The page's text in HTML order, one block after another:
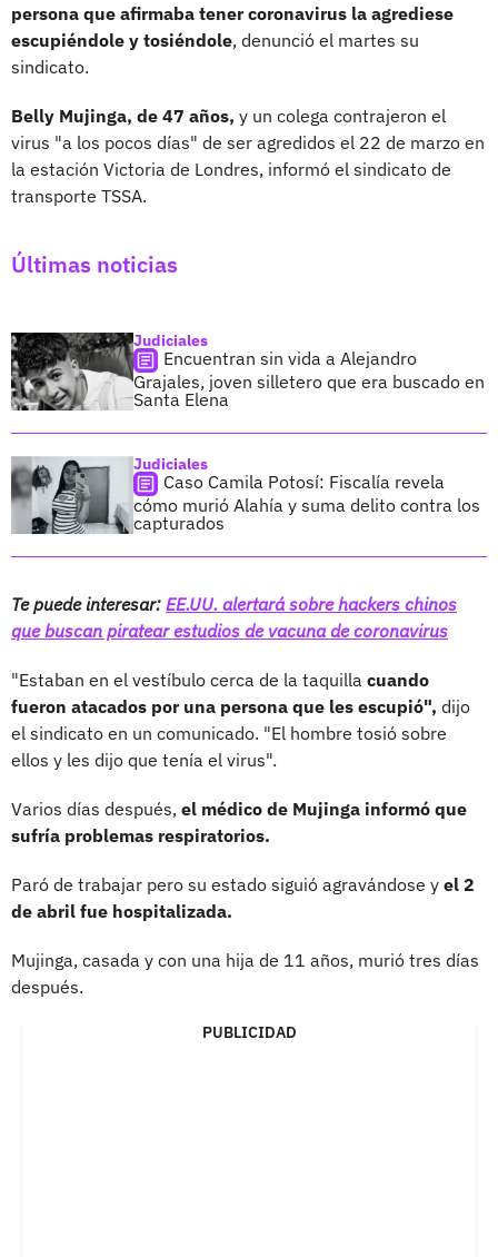
persona que afirmaba tener coronavirus la agrediese
escupiéndole y tosiéndole, denunció el martes su
sindicato.
Belly Mujinga, de 47 años, y un colega contrajeron el
virus "a los pocos días" de ser agredidos el 22 de marzo en
la estación Victoria de Londres, informó el sindicato de
transporte TSSA.
Últimas noticias
Judiciales
Encuentran sin vida a Alejandro
Grajales, joven silletero que era buscado en
Santa Elena
Judiciales
Caso Camila Potosí: Fiscalía revela
cómo murió Alahía y suma delito contra los
capturados
Te puede interesar: EE.UU. alertará sobre hackers chinos
que buscan piratear estudios de vacuna de coronavirus
"Estaban en el vestíbulo cerca de la taquilla cuando
fueron atacados por una persona que les escupió", dijo
el sindicato en un comunicado. "El hombre tosió sobre
ellos y les dijo que tenía el virus".
Varios días después, el médico de Mujinga informó que
sufría problemas respiratorios.
Paró de trabajar pero su estado siguió agravándose y el 2
de abril fue hospitalizada.
Mujinga, casada y con una hija de 11 años, murió tres días
después.
PUBLICIDAD